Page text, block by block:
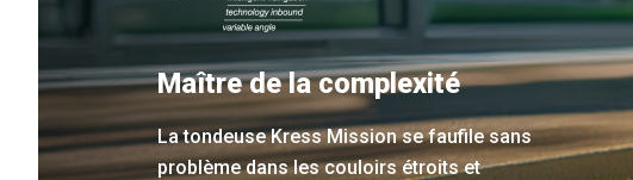
Maître de la complexité
La tondeuse Kress Mission se faufile sans
problème dans les couloirs étroits et